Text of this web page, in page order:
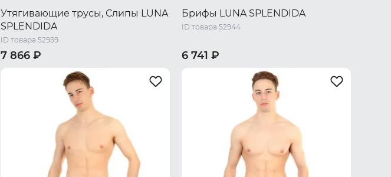
Утягивающие трусы, Слипы LUNA
SPLENDIDA
ID товара 52959
7 866 ₽
46 RU / M
52 RU / XXL 54 RU / XXXL
Брифы LUNA SPLENDIDA
ID товара 52944
6 741 ₽
46 RU / M
52 RU / XXL 54 RU / XXXL